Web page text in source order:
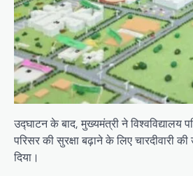
उद्घाटन के बाद, मुख्यमंत्री ने विश्वविद्यालय
परिसर की सुरक्षा बढ़ाने के लिए चारदीवारी
दिया।